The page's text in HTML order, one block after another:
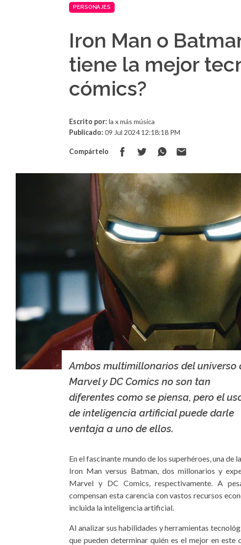
PERSONAJES
Iron Man o
tiene la mejor
cómics?
Escrito por: la x más música
Publicado: 09 Jul 2024 12:18:18 PM
Compártelo
Ambos multimillonarios del universo
Marvel y DC Comics no son tan
diferentes como se piensa, pero el
de inteligencia artificial puede darle
ventaja a uno de ellos.
En el fascinante mundo de los superhéroes, una de
Iron Man versus Batman, dos millonarios y
Marvel y DC Comics, respectivamente. A
compensan esta carencia con vastos recursos
incluida la inteligencia artificial.
Al analizar sus habilidades y herramientas
que pueden determinar quién es el mejor en